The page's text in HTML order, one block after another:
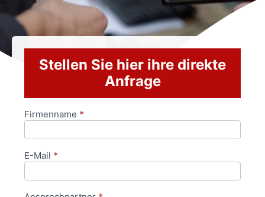
Stellen Sie hier ihre direkte
Anfrage
Anfrageformular
Firmenname *
E-Mail *